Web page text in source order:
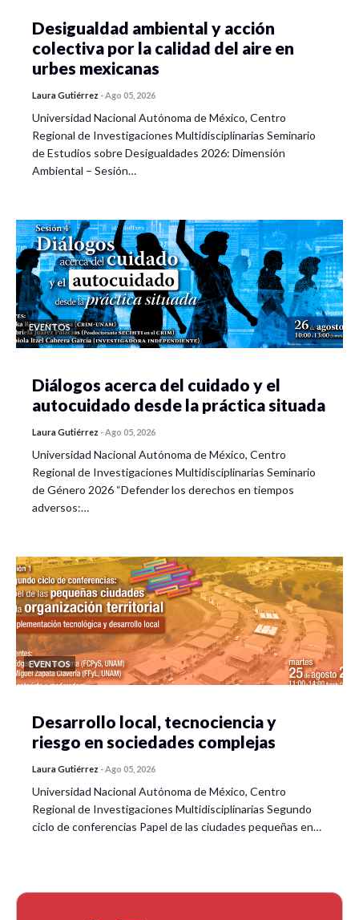
Desigualdad ambiental y acción
colectiva por la calidad del aire en
urbes mexicanas
Laura Gutiérrez -Ago 05, 2026
Universidad Nacional Autónoma de México, Centro
Regional de Investigaciones Multidisciplinarias Seminario
de Estudios sobre Desigualdades 2026: Dimensión
Ambiental – Sesión…
EVENTOS
Diálogos acerca del cuidado y el
autocuidado desde la práctica situada
Laura Gutiérrez -Ago 05, 2026
Universidad Nacional Autónoma de México, Centro
Regional de Investigaciones Multidisciplinarias Seminario
de Género 2026 “Defender los derechos en tiempos
adversos:…
EVENTOS
Desarrollo local, tecnociencia y
riesgo en sociedades complejas
Laura Gutiérrez -Ago 05, 2026
Universidad Nacional Autónoma de México, Centro
Regional de Investigaciones Multidisciplinarias Segundo
ciclo de conferencias Papel de las ciudades pequeñas en…